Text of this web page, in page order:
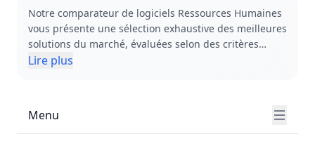
Notre comparateur de logiciels Ressources Humaines
vous présente une sélection exhaustive des meilleures
solutions du marché, évaluées selon des critères
rigoureux par nos experts indépendants. Que vous
vous aide à identifier rapidement les solutions
adaptées à vos besoins spécifiques. Chaque logiciel
Lire plus
Menu